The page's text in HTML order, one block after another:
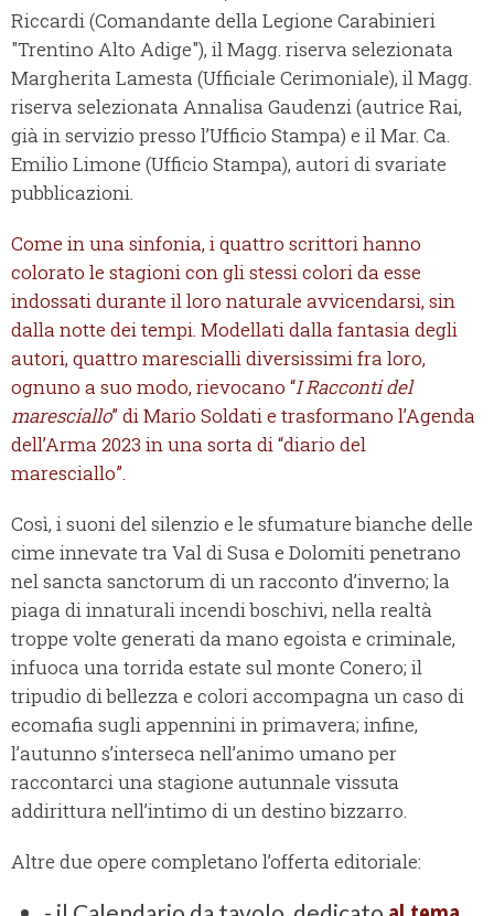
Riccardi (Comandante della Legione Carabinieri
"Trentino Alto Adige"), il Magg. riserva selezionata
Margherita Lamesta (Ufficiale Cerimoniale), il Magg.
riserva selezionata Annalisa Gaudenzi (autrice Rai,
già in servizio presso l’Ufficio Stampa) e il Mar. Ca.
Emilio Limone (Ufficio Stampa), autori di svariate
pubblicazioni.
Come in una sinfonia, i quattro scrittori hanno
colorato le stagioni con gli stessi colori da esse
indossati durante il loro naturale avvicendarsi, sin
dalla notte dei tempi. Modellati dalla fantasia degli
autori, quattro marescialli diversissimi fra loro,
ognuno a suo modo, rievocano “I Racconti del
maresciallo” di Mario Soldati e trasformano l’Agenda
dell’Arma 2023 in una sorta di “diario del
maresciallo”.
Così, i suoni del silenzio e le sfumature bianche delle
cime innevate tra Val di Susa e Dolomiti penetrano
nel sancta sanctorum di un racconto d’inverno; la
piaga di innaturali incendi boschivi, nella realtà
troppe volte generati da mano egoista e criminale,
infuoca una torrida estate sul monte Conero; il
tripudio di bellezza e colori accompagna un caso di
ecomafia sugli appennini in primavera; infine,
l’autunno s’interseca nell’animo umano per
raccontarci una stagione autunnale vissuta
addirittura nell’intimo di un destino bizzarro.
Altre due opere completano l’offerta editoriale: